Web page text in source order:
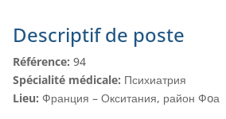
Descriptif de poste
Référence: 94
Spécialité médicale: Психиатрия
Lieu: Франция – Окситания, район Фoа